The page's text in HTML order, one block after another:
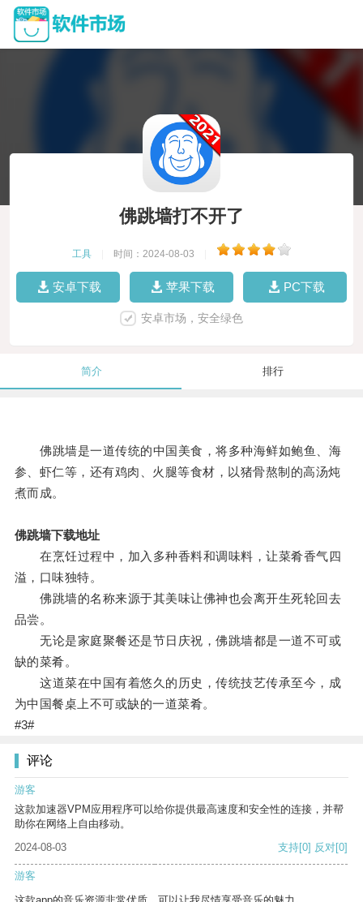
佛跳墙打不开了
工具 时间：2024-08-03
安卓下载 苹果下载 PC下载
安卓市场，安全绿色
简介 排行
佛跳墙是一道传统的中国美食，将多种海鲜如鲍鱼、海
参、虾仁等，还有鸡肉、火腿等食材，以猪骨熬制的高汤炖
煮而成。
佛跳墙下载地址
在烹饪过程中，加入多种香料和调味料，让菜肴香气四
溢，口味独特。
佛跳墙的名称来源于其美味让佛神也会离开生死轮回去
品尝。
无论是家庭聚餐还是节日庆祝，佛跳墙都是一道不可或
缺的菜肴。
这道菜在中国有着悠久的历史，传统技艺传承至今，成
为中国餐桌上不可或缺的一道菜肴。
#3#
评论
游客
这款加速器VPM应用程序可以给你提供最高速度和安全性的连接，并帮
助你在网络上自由移动。
2024-08-03
支持[0] 反对[0]
游客